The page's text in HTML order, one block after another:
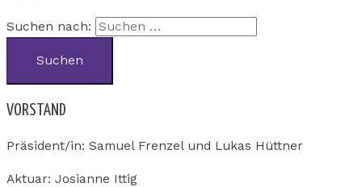
Suchen nach:
VORSTAND
Präsident/in: Samuel Frenzel und Lukas Hüttner
Aktuar: Josianne Ittig